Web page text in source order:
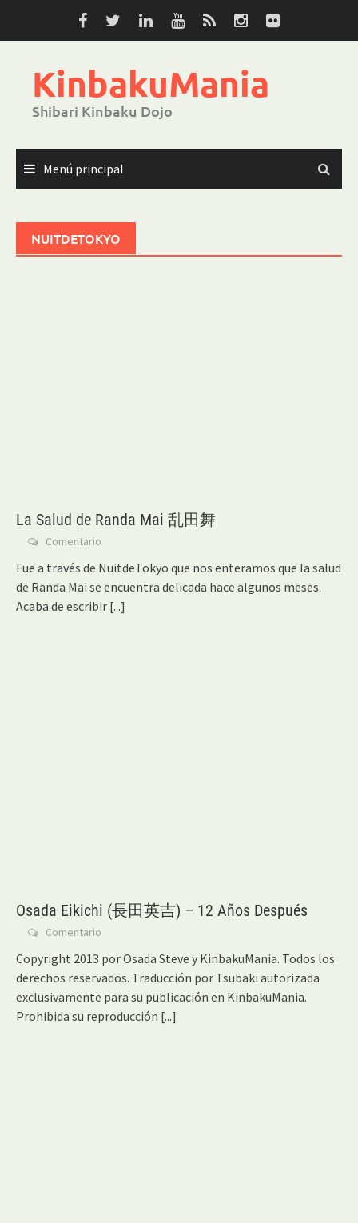
KinbakuMania
Shibari Kinbaku Dojo
Menú principal
NUITDETOKYO
La Salud de Randa Mai 乱田舞
Comentario
Fue a través de NuitdeTokyo que nos enteramos que la salud
de Randa Mai se encuentra delicada hace algunos meses.
Acaba de escribir [...]
Osada Eikichi (長田英吉) – 12 Años Después
Comentario
Copyright 2013 por Osada Steve y KinbakuMania. Todos los
derechos reservados. Traducción por Tsubaki autorizada
exclusivamente para su publicación en KinbakuMania.
Prohibida su reproducción [...]